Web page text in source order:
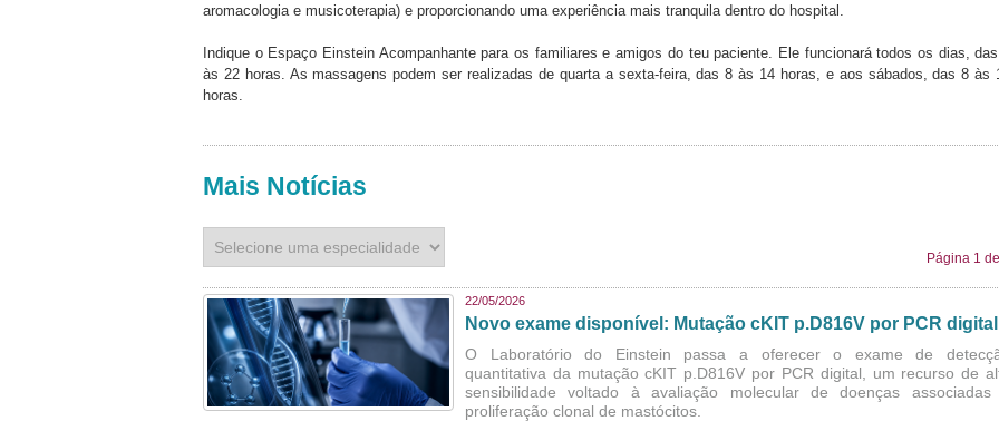
aromacologia e musicoterapia) e proporcionando uma experiência mais tranquila dentro do hospital.
Indique o Espaço Einstein Acompanhante para os familiares e amigos do teu paciente. Ele funcionará todos os dias,
às 22 horas. As massagens podem ser realizadas de quarta a sexta-feira, das 8 às 14 horas, e aos sábados, das 8 às
horas.
Mais Notícias
Página 1
22/05/2026
Novo exame disponível: Mutação cKIT p.D816V por PCR digital
O Laboratório do Einstein passa a oferecer o exame de
quantitativa da mutação cKIT p.D816V por PCR digital, um recurso de
sensibilidade voltado à avaliação molecular de doenças
proliferação clonal de mastócitos.